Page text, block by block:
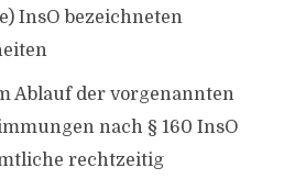
InsO bezeichneten
Ablauf der vorgenannten
nach § 160 InsO
rechtzeitig